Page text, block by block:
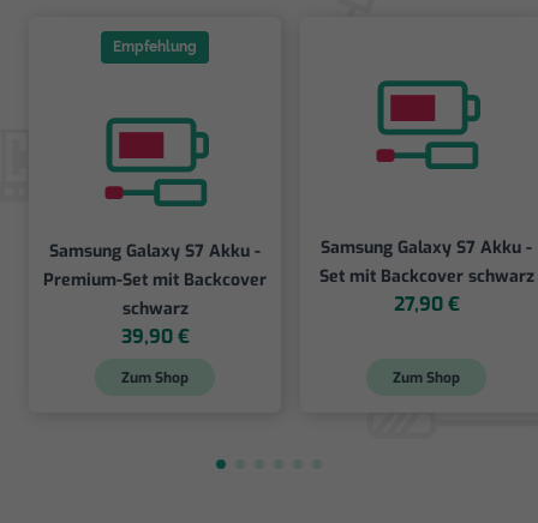
Empfehlung
Samsung Galaxy S7 Akku -
Premium-Set mit Backcover
schwarz
39,90 €
Zum Shop
Samsung Galaxy S7 Akku -
Set mit Backcover schwarz
27,90 €
Zum Shop